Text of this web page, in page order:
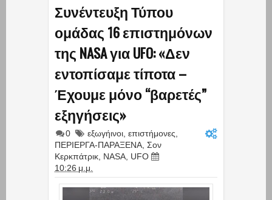
Συνέντευξη Τύπου
ομάδας 16 επιστημόνων
της NASA για UFO: «Δεν
εντοπίσαμε τίποτα –
Έχουμε μόνο “βαρετές”
εξηγήσεις»
0 εξωγήινοι επιστήμονες
ΠΕΡΙΕΡΓΑ-ΠΑΡΑΞΕΝΑ Σον
Κερκπάτρικ NASA UFO
10:26 μ.μ.